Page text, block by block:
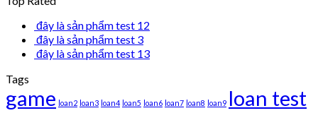
đây là sản phẩm test 12
đây là sản phẩm test 3
đây là sản phẩm test 13
Tags
game loan2 loan3 loan4 loan5 loan6 loan7 loan8 loan9 loan test